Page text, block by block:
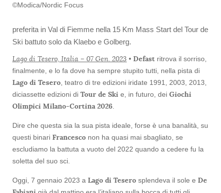
©Modica/Nordic Focus
preferita in Val di Fiemme nella 15 Km Mass Start del Tour de
Ski battuto solo da Klaebo e Golberg.
Lago di Tesero, Italia – 07 Gen. 2023 • Defast ritrova il sorriso,
finalmente, e lo fa dove ha sempre stupito tutti, nella pista di
Lago di Tesero , teatro di tre edizioni iridate 1991, 2003, 2013,
diciassette edizioni di Tour de Ski e, in futuro, dei Giochi
Olimpici Milano-Cortina 2026
Dire che questa sia la sua pista ideale, forse è una banalità, su
questi binari Francesco non ha quasi mai sbagliato, se
escludiamo la battuta a vuoto del 2022 quando a cedere fu la
soletta del suo sci.
Oggi, 7 gennaio 2023 a Lago di Tesero splendeva il sole e De